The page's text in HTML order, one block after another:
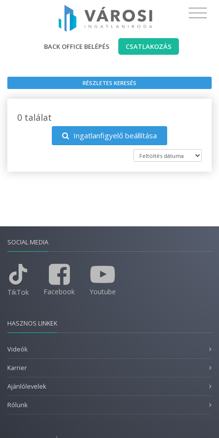
BACK OFFICE BELÉPÉS CSATLAKOZÁS
RÉSZLETES KERESÉS
0 találat
Ingatlanfigyelő beállítása
SOCIAL MEDIA
TikTok Facebook Youtube
HASZNOS LINKEK
Videók
Karrier
Ajánlólevelek
Rólunk